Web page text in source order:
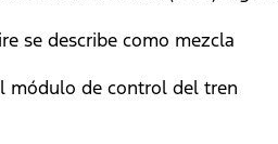
se describe como mezcla
módulo de control del tren